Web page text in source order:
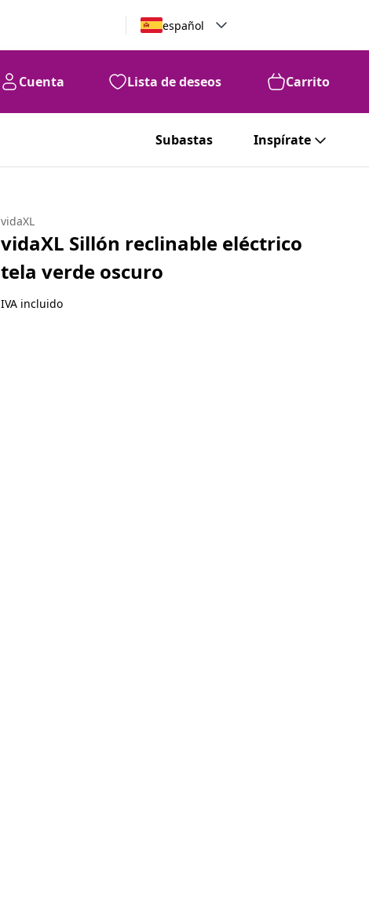
español
Cuenta Lista de deseos Carrito
Subastas Inspírate
vidaXL
vidaXL Sillón reclinable eléctrico
tela verde oscuro
IVA incluido